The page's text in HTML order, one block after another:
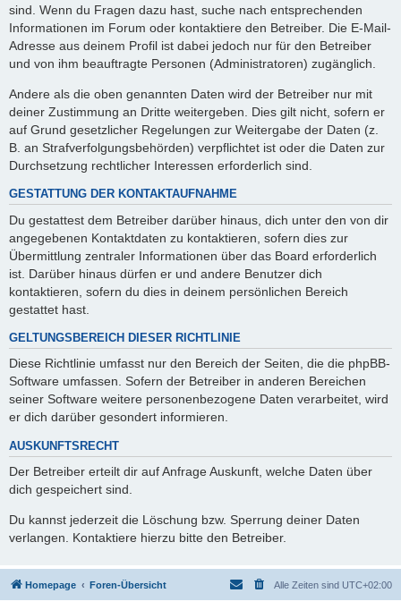
sind. Wenn du Fragen dazu hast, suche nach entsprechenden
Informationen im Forum oder kontaktiere den Betreiber. Die E-Mail-
Adresse aus deinem Profil ist dabei jedoch nur für den Betreiber
und von ihm beauftragte Personen (Administratoren) zugänglich.
Andere als die oben genannten Daten wird der Betreiber nur mit
deiner Zustimmung an Dritte weitergeben. Dies gilt nicht, sofern er
auf Grund gesetzlicher Regelungen zur Weitergabe der Daten (z.
B. an Strafverfolgungsbehörden) verpflichtet ist oder die Daten zur
Durchsetzung rechtlicher Interessen erforderlich sind.
GESTATTUNG DER KONTAKTAUFNAHME
Du gestattest dem Betreiber darüber hinaus, dich unter den von dir
angegebenen Kontaktdaten zu kontaktieren, sofern dies zur
Übermittlung zentraler Informationen über das Board erforderlich
ist. Darüber hinaus dürfen er und andere Benutzer dich
kontaktieren, sofern du dies in deinem persönlichen Bereich
gestattet hast.
GELTUNGSBEREICH DIESER RICHTLINIE
Diese Richtlinie umfasst nur den Bereich der Seiten, die die phpBB-
Software umfassen. Sofern der Betreiber in anderen Bereichen
seiner Software weitere personenbezogene Daten verarbeitet, wird
er dich darüber gesondert informieren.
AUSKUNFTSRECHT
Der Betreiber erteilt dir auf Anfrage Auskunft, welche Daten über
dich gespeichert sind.
Du kannst jederzeit die Löschung bzw. Sperrung deiner Daten
verlangen. Kontaktiere hierzu bitte den Betreiber.
Homepage Foren-Übersicht Alle Zeiten sind UTC+02:00